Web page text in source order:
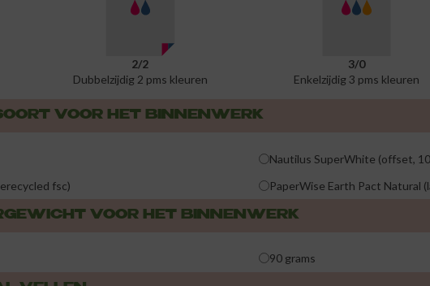
2/2
Dubbelzijdig 2 pms kleuren
3/0
Enkelzijdig 3 pms kleuren
VOOR HET BINNENWERK
Nautilus SuperWhite (offset,
fsc)
PaperWise Earth Pact Natural
VOOR HET BINNENWERK
90 grams